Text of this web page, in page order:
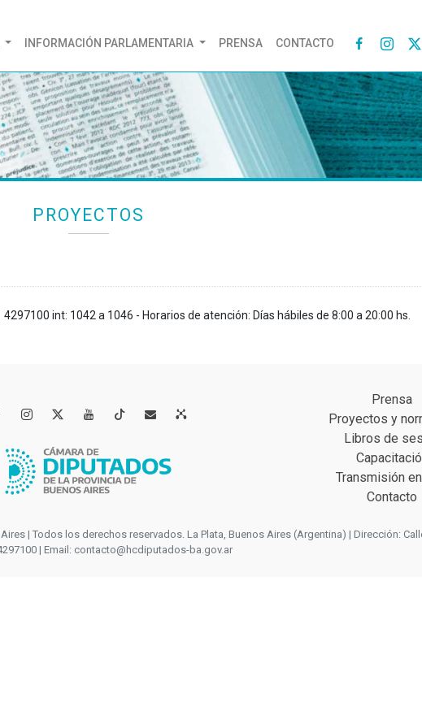
INFORMACIÓN PARLAMENTARIA PRENSA CONTACTO 
PROYECTOS
4297100 int: 1042 a 1046 - Horarios de atención: Días hábiles de 8:00 a 20:00 hs.
  
Prensa
Proyectos y
Libros de
Transmisión
Contacto
| Todos los derechos reservados. La Plata, Buenos Aires (Argentina) | Dirección:
| Email: contacto@hcdiputados-ba.gov.ar